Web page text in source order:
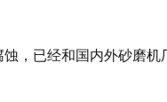
，已经和国内外砂磨机